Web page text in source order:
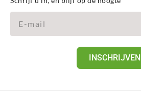
INSCHRIJVEN